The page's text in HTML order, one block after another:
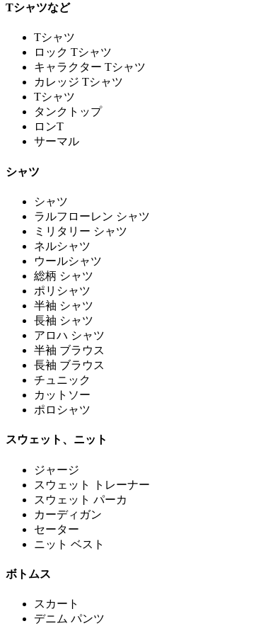
Tシャツなど
Tシャツ
ロック Tシャツ
キャラクター Tシャツ
カレッジ Tシャツ
Tシャツ
タンクトップ
ロンT
サーマル
シャツ
シャツ
ラルフローレン シャツ
ミリタリー シャツ
ネルシャツ
ウールシャツ
総柄 シャツ
ポリシャツ
半袖 シャツ
長袖 シャツ
アロハ シャツ
半袖 ブラウス
長袖 ブラウス
チュニック
カットソー
ポロシャツ
スウェット、ニット
ジャージ
スウェット トレーナー
スウェット パーカ
カーディガン
セーター
ニット ベスト
ボトムス
スカート
デニム パンツ